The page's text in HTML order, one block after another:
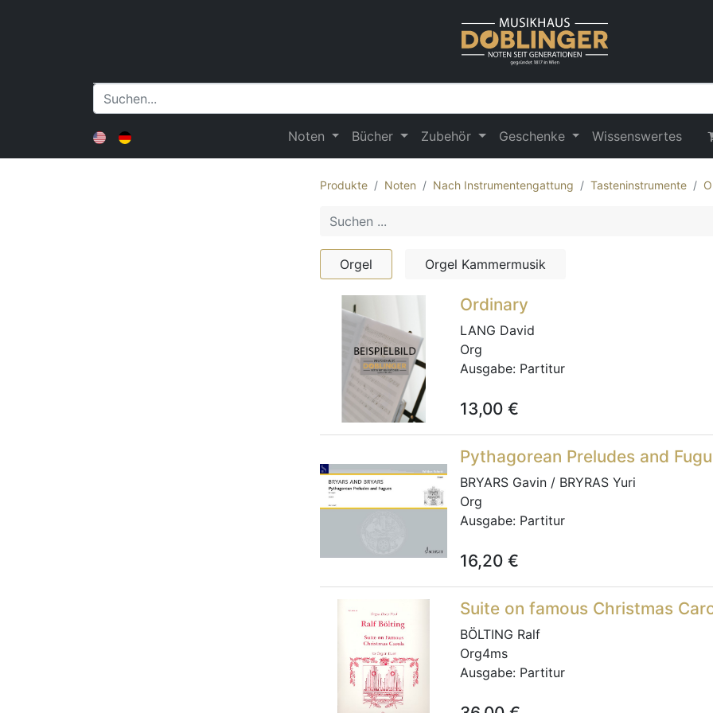
Noten Bücher Zubehör Geschenke Wissenswertes
Produkte Noten Nach Instrumentengattung Tasteninstrumente
Orgel Orgel Kammermusik
Ordinary
LANG David
Org
Ausgabe: Partitur
13,00 €
Pythagorean Preludes and
BRYARS Gavin / BRYRAS Yuri
Org
Ausgabe: Partitur
16,20 €
Suite on famous Christmas
BÖLTING Ralf
Org4ms
Ausgabe: Partitur